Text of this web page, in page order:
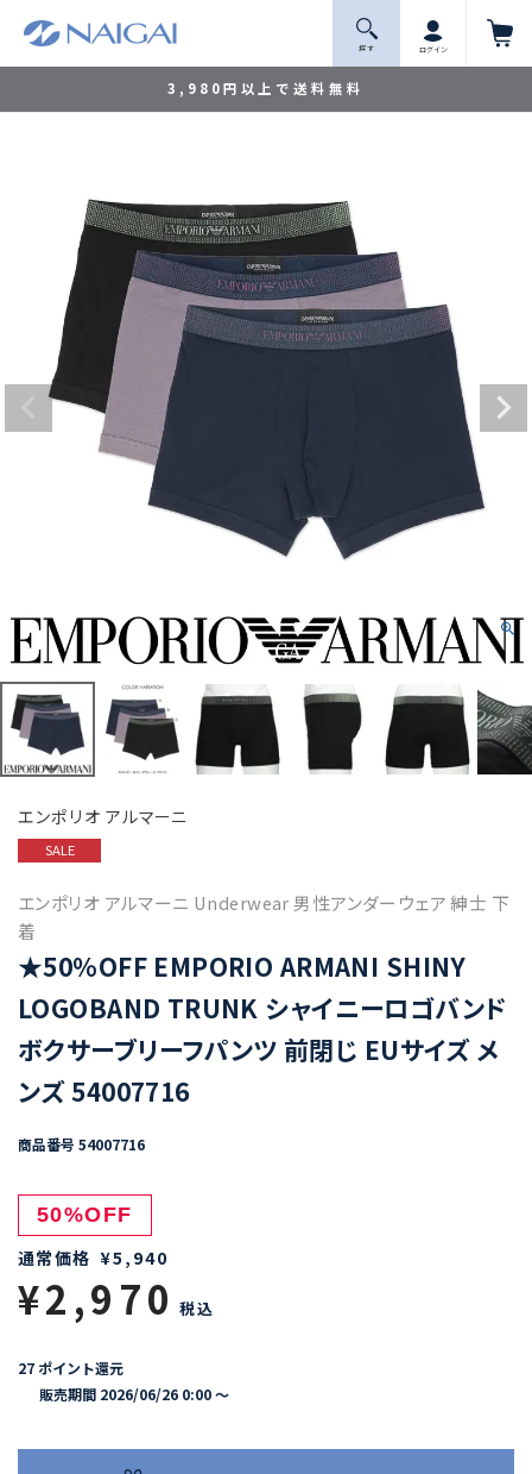
3,980円以上で送料無料
探 す ログイン
エンポリオ アルマーニ
SALE
エンポリオ アルマーニ Underwear 男性アンダーウェア 紳士 下
着
★50%OFF EMPORIO ARMANI SHINY
LOGOBAND TRUNK シャイニーロゴバンド
ボクサーブリーフパンツ 前閉じ EUサイズ メ
ンズ 54007716
商品番号 54007716
50%OFF
通常価格 ¥5,940
¥2,970 税込
27 ポイント還元
販売期間 2026/06/26 0:00〜